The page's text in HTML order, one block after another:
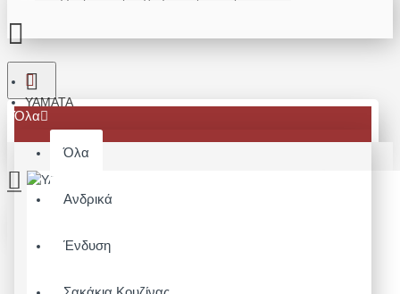
Όλα
Όλα
Ανδρικά
Ένδυση
YAMATA